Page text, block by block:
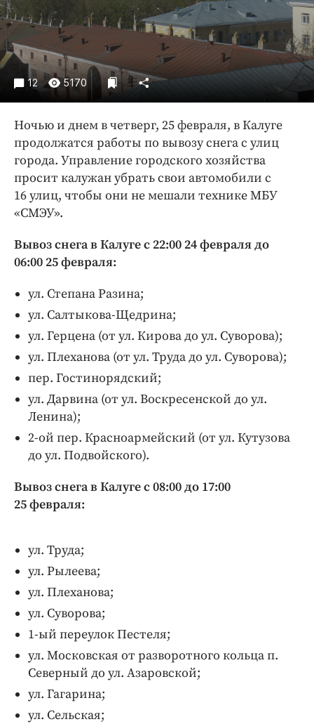
Спорт
Экономика и бизнес
ПРОЕКТЫ
Блоги
Издания
Медиаперсона
Интересное чтиво
Клиника года
Бренд года
12 5170
Ночью и днем в четверг, 25 февраля, в Калуге
продолжатся работы по вывозу снега с улиц
города. Управление городского хозяйства
просит калужан убрать свои автомобили с
16 улиц, чтобы они не мешали технике МБУ
«СМЭУ».
Вывоз снега в Калуге с 22:00 24 февраля до
06:00 25 февраля:
ул. Степана Разина;
ул. Салтыкова-Щедрина;
ул. Герцена (от ул. Кирова до ул. Суворова);
ул. Плеханова (от ул. Труда до ул. Суворова);
пер. Гостинорядский;
ул. Дарвина (от ул. Воскресенской до ул.
Ленина);
2-ой пер. Красноармейский (от ул. Кутузова
до ул. Подвойского).
Вывоз снега в Калуге с 08:00 до 17:00
25 февраля:
ул. Труда;
ул. Рылеева;
ул. Плеханова;
ул. Суворова;
1-ый переулок Пестеля;
ул. Московская от разворотного кольца п.
Северный до ул. Азаровской;
ул. Гагарина;
ул. Сельская;